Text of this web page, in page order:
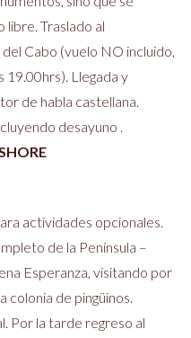
libre. Traslado al
Cabo (vuelo NO incluido,
19.00hrs). Llegada y
de habla castellana.
desayuno .
actividades opcionales.
de la Península –
Esperanza, visitando por
colonia de pingüinos.
Por la tarde regreso al